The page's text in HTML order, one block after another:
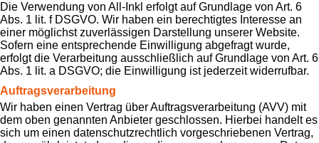
Die Verwendung von All-Inkl erfolgt auf Grundlage von Art. 6
Abs. 1 lit. f DSGVO. Wir haben ein berechtigtes Interesse an
einer möglichst zuverlässigen Darstellung unserer Website.
Sofern eine entsprechende Einwilligung abgefragt wurde,
erfolgt die Verarbeitung ausschließlich auf Grundlage von Art. 6
Abs. 1 lit. a DSGVO; die Einwilligung ist jederzeit widerrufbar.
Auftragsverarbeitung
Wir haben einen Vertrag über Auftragsverarbeitung (AVV) mit
dem oben genannten Anbieter geschlossen. Hierbei handelt es
sich um einen datenschutzrechtlich vorgeschriebenen Vertrag,